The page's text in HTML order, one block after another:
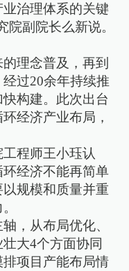
治理体系的关键
院副院长么新说。
理念普及，再到
过20余年持续推
构建。此次出台
经济产业布局，
程师王小珏认
经济不能再简单
规模和质量并重
，从布局优化、
大4个方面协同
项目产能布局情